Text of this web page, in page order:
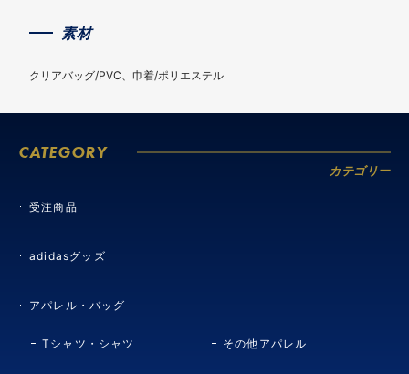
素材
クリアバッグ/PVC、巾着/ポリエステル
CATEGORY
カテゴリー
受注商品
adidasグッズ
アパレル・バッグ
Tシャツ・シャツ その他アパレル